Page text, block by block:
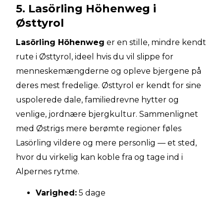
5. Lasörling Höhenweg i
Østtyrol
Lasörling Höhenweg er en stille, mindre kendt
rute i Østtyrol, ideel hvis du vil slippe for
menneskemængderne og opleve bjergene på
deres mest fredelige. Østtyrol er kendt for sine
uspolerede dale, familiedrevne hytter og
venlige, jordnære bjergkultur. Sammenlignet
med Østrigs mere berømte regioner føles
Lasörling vildere og mere personlig — et sted,
hvor du virkelig kan koble fra og tage ind i
Alpernes rytme.
Varighed: 5 dage